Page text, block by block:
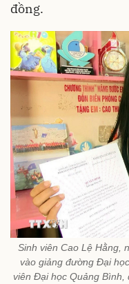
đồng.
Sinh viên Cao Lệ Hằng,
vào giảng đường Đại
viên Đại học Quảng